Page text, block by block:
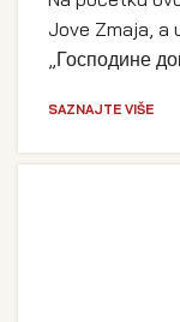
Jove Zmaja, a
„Господине
SAZNAJTE VIŠE